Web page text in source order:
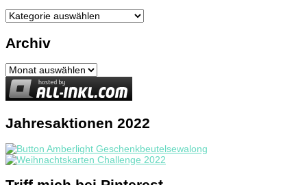
Kategorien
Archiv
Archiv
Jahresaktionen 2022